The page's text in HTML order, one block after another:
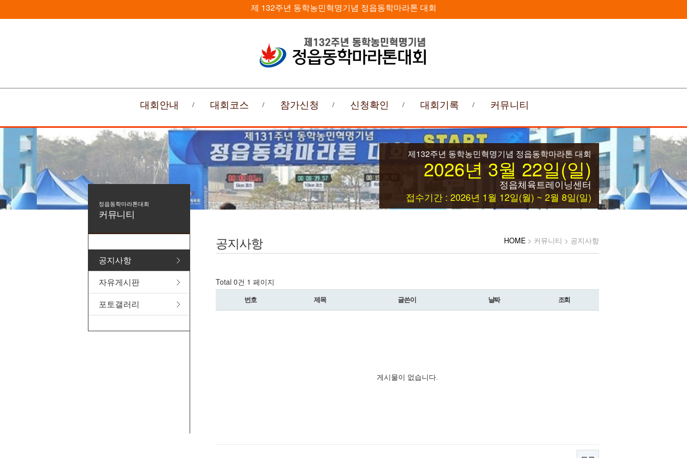
제 132주년 동학농민혁명기념 정읍동학마라톤 대회
대회안내 대회코스 참가신청 신청확인 대회기록 커뮤니티
제132주년 동학농민혁명기념 정읍동학마라톤 대회
2026년 3월 22일(일)
정읍체육트레이닝센터
접수기간 : 2026년 1월 12일(월) ~ 2월 8일(일)
정읍동학마라톤대회
커뮤니티
공지사항
자유게시판
포토갤러리
공지사항 HOME > 커뮤니티 > 공지사항
Total 0건 1 페이지
번호 제목 글쓴이 날짜 조회
게시물이 없습니다.